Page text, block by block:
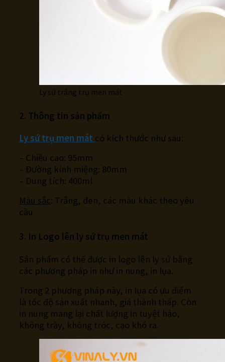
Ly sứ trắng trụ men mát
2. Thông tin sản phẩm
Ly sứ trụ men mát có kích thước như sau:
– Chiều cao: 95mm
– Đường kính miệng: 80mm
– Dung tích: 400ml
Màu sắc: Trắng, đen, các màu khác theo yêu
cầu
3. In Logo lên ly sứ trụ men mát
Sản phẩm có thể được in logo lên ly sứ bằng
các phương pháp in như in nung, in lụa.
Trong 2 phương pháp này, in lụa có ưu điểm
là tốc độ sản xuất nhanh, giá thành thấp. Còn
in nung mang lại chất lượng in tuyệt hảo,
không trầy, không tróc, cạo khó ra.